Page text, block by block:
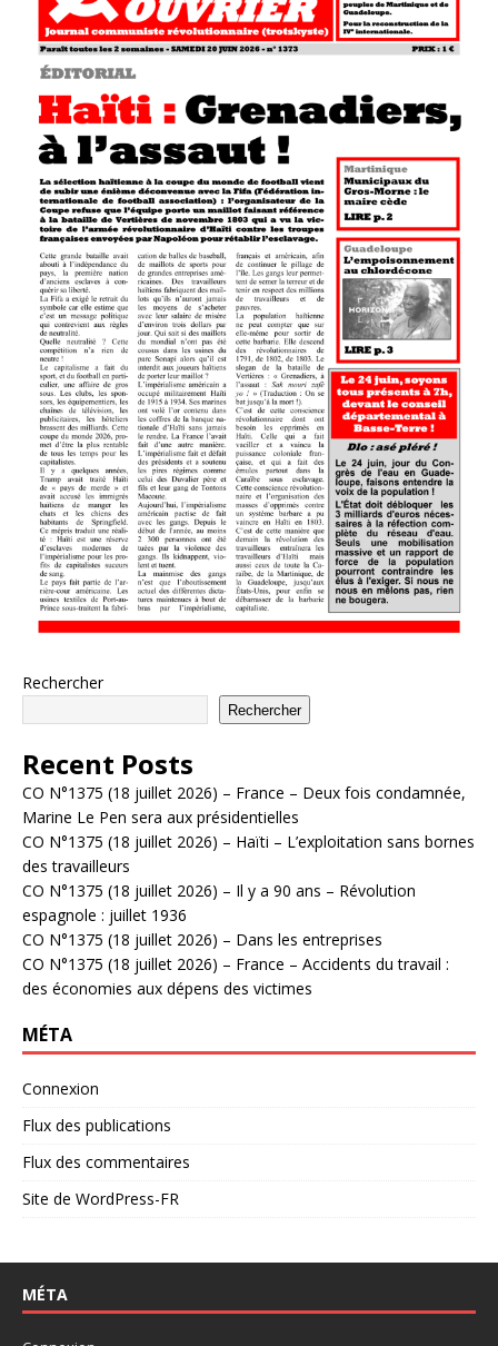
Rechercher
Rechercher
Recent Posts
CO N°1375 (18 juillet 2026) – France – Deux fois condamnée,
Marine Le Pen sera aux présidentielles
CO N°1375 (18 juillet 2026) – Haïti – L’exploitation sans bornes
des travailleurs
CO N°1375 (18 juillet 2026) – Il y a 90 ans – Révolution
espagnole : juillet 1936
CO N°1375 (18 juillet 2026) – Dans les entreprises
CO N°1375 (18 juillet 2026) – France – Accidents du travail :
des économies aux dépens des victimes
MÉTA
Connexion
Flux des publications
Flux des commentaires
Site de WordPress-FR
MÉTA